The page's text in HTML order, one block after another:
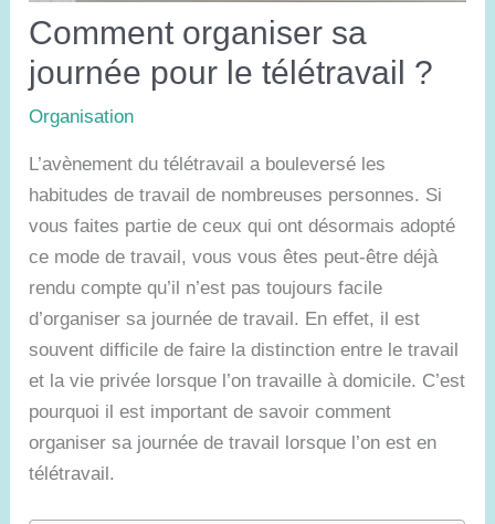
Comment organiser sa
journée pour le télétravail ?
Organisation
L’avènement du télétravail a bouleversé les
habitudes de travail de nombreuses personnes. Si
vous faites partie de ceux qui ont désormais adopté
ce mode de travail, vous vous êtes peut-être déjà
rendu compte qu’il n’est pas toujours facile
d’organiser sa journée de travail. En effet, il est
souvent difficile de faire la distinction entre le travail
et la vie privée lorsque l’on travaille à domicile. C’est
pourquoi il est important de savoir comment
organiser sa journée de travail lorsque l’on est en
télétravail.